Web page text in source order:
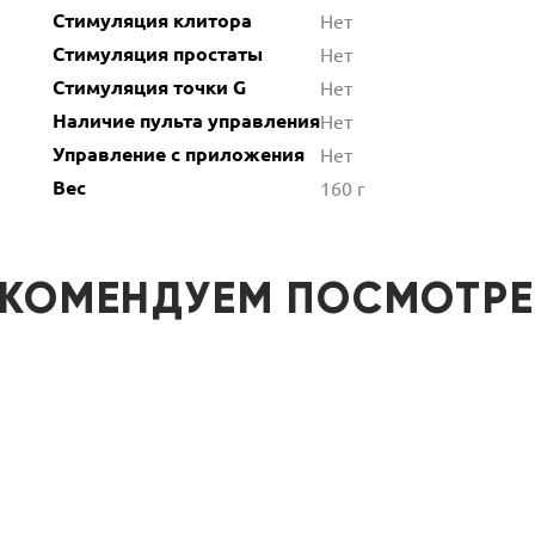
Стимуляция клитора Нет
Стимуляция простаты Нет
Стимуляция точки G Нет
Наличие пульта управленияНет
Управление с приложения Нет
Вес 160 г